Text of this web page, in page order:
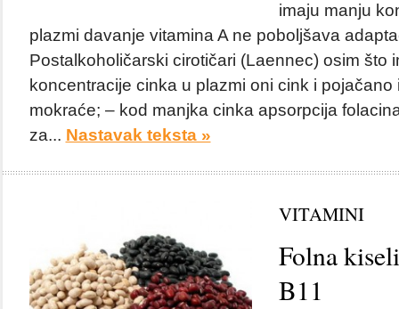
imaju manju
plazmi davanje vitamina A ne poboljšava
Postalkoholičarski cirotičari (Laennec) osim što
koncentracije cinka u plazmi oni cink i pojačano
mokraće; – kod manjka cinka apsorpcija
za... Nastavak teksta »
VITAMINI
Folna
B11